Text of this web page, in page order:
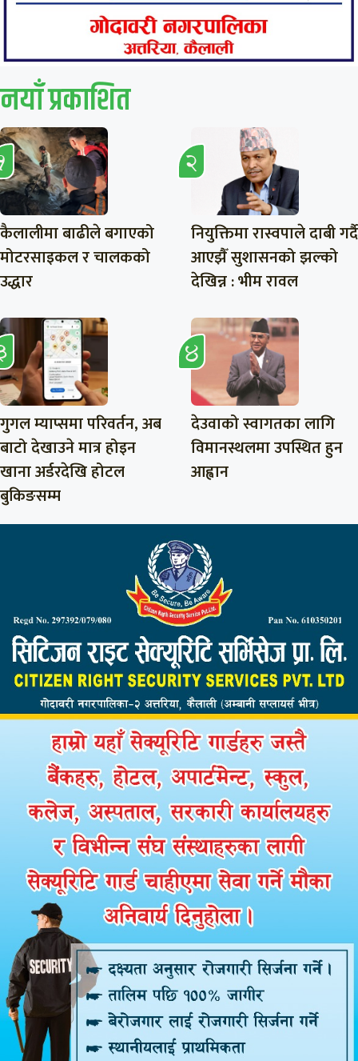
नयाँ प्रकाशित
कैलालीमा बाढीले बगाएको
मोटरसाइकल र चालकको
उद्धार
नियुक्तिमा रास्वपाले दाबी गर्दै
आएझैँ सुशासनको झल्को
देखिन्न : भीम रावल
गुगल म्याप्समा परिवर्तन, अब
बाटो देखाउने मात्र होइन
खाना अर्डरदेखि होटल
बुकिङसम्म
देउवाको स्वागतका लागि
विमानस्थलमा उपस्थित हुन
आह्वान